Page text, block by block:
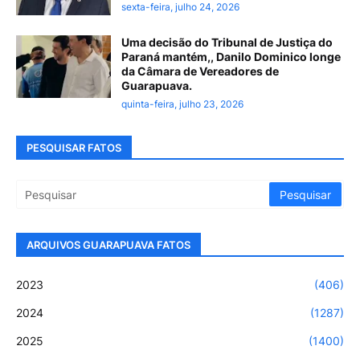
sexta-feira, julho 24, 2026
Uma decisão do Tribunal de Justiça do
Paraná mantém,, Danilo Dominico longe
da Câmara de Vereadores de
Guarapuava.
quinta-feira, julho 23, 2026
PESQUISAR FATOS
ARQUIVOS GUARAPUAVA FATOS
2023 (406)
2024 (1287)
2025 (1400)